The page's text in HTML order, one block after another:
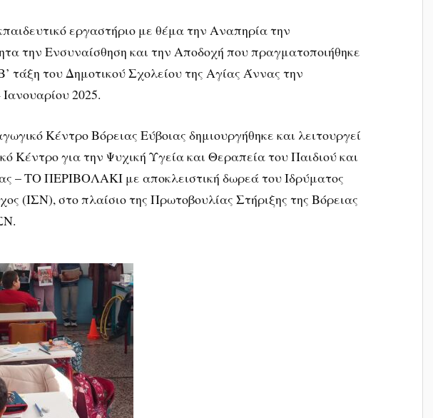
εργαστήριο με θέμα την Αναπηρία την
την Ενσυναίσθηση και την Αποδοχή που πραγματοποιήθηκε
τάξη του Δημοτικού Σχολείου της Αγίας Άννας την
2025.
Κέντρο Βόρειας Εύβοιας δημιουργήθηκε και λειτουργεί
Κέντρο για την Ψυχική Υγεία και Θεραπεία του Παιδιού και
– ΤΟ ΠΕΡΙΒΟΛΑΚΙ με αποκλειστική δωρεά του Ιδρύματος
(ΙΣΝ), στο πλαίσιο της Πρωτοβουλίας Στήριξης της Βόρειας